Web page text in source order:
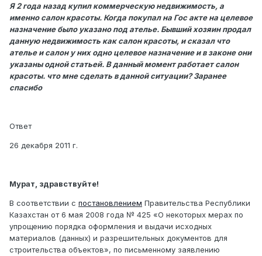
Я 2 года назад купил коммерческую недвижимость, а
именно салон красоты. Когда покупал на Гос акте на целевое
назначение было указано под ателье. Бывший хозяин продал
данную недвижимость как салон красоты, и сказал что
ателье и салон у них одно целевое назначение и в законе они
указаны одной статьей. В данный момент работает салон
красоты. что мне сделать в данной ситуации? Заранее
спасибо
Ответ
26 декабря 2011 г.
Мурат, здравствуйте!
В соответствии с постановлением Правительства Республики
Казахстан от 6 мая 2008 года № 425 «О некоторых мерах по
упрощению порядка оформления и выдачи исходных
материалов (данных) и разрешительных документов для
строительства объектов», по письменному заявлению